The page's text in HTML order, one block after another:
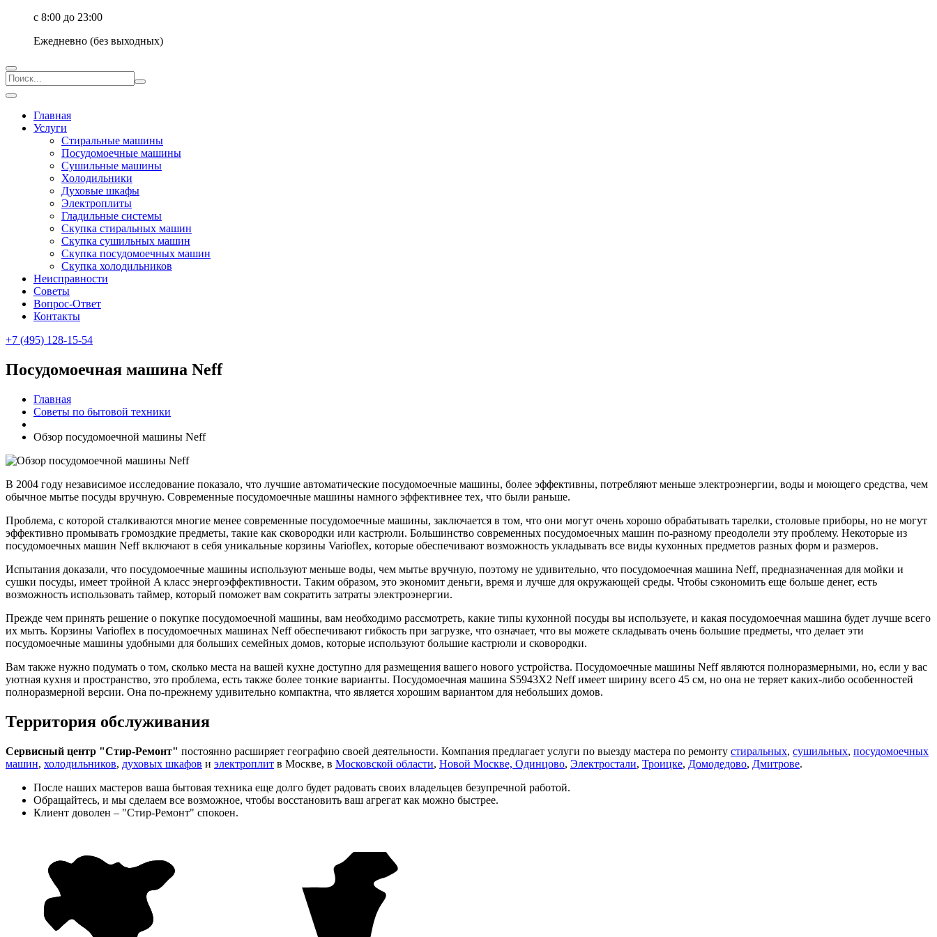
с 8:00 до 23:00
Ежедневно (без выходных)
Главная
Услуги
Стиральные машины
Посудомоечные машины
Сушильные машины
Холодильники
Духовые шкафы
Электроплиты
Гладильные системы
Скупка стиральных машин
Скупка сушильных машин
Скупка посудомоечных машин
Скупка холодильников
Неисправности
Советы
Вопрос-Ответ
Контакты
+7 (495) 128-15-54
Посудомоечная машина Neff
Главная
Советы по бытовой техники
Обзор посудомоечной машины Neff
В 2004 году независимое исследование показало, что лучшие автоматические посудомоечные машины, более эффективны, потребляют меньше электроэнергии, воды и моющего средства, чем
обычное мытье посуды вручную. Современные посудомоечные машины намного эффективнее тех, что были раньше.
Проблема, с которой сталкиваются многие менее современные посудомоечные машины, заключается в том, что они могут очень хорошо обрабатывать тарелки, столовые приборы, но не могут
эффективно промывать громоздкие предметы, такие как сковородки или кастрюли. Большинство современных посудомоечных машин по-разному преодолели эту проблему. Некоторые из
посудомоечных машин Neff включают в себя уникальные корзины Varioflex, которые обеспечивают возможность укладывать все виды кухонных предметов разных форм и размеров.
Испытания доказали, что посудомоечные машины используют меньше воды, чем мытье вручную, поэтому не удивительно, что посудомоечная машина Neff, предназначенная для мойки и
сушки посуды, имеет тройной A класс энергоэффективности. Таким образом, это экономит деньги, время и лучше для окружающей среды. Чтобы сэкономить еще больше денег, есть
возможность использовать таймер, который поможет вам сократить затраты электроэнергии.
Прежде чем принять решение о покупке посудомоечной машины, вам необходимо рассмотреть, какие типы кухонной посуды вы используете, и какая посудомоечная машина будет лучше всего
их мыть. Корзины Varioflex в посудомоечных машинах Neff обеспечивают гибкость при загрузке, что означает, что вы можете складывать очень большие предметы, что делает эти
посудомоечные машины удобными для больших семейных домов, которые используют большие кастрюли и сковородки.
Вам также нужно подумать о том, сколько места на вашей кухне доступно для размещения вашего нового устройства. Посудомоечные машины Neff являются полноразмерными, но, если у вас
уютная кухня и пространство, это проблема, есть также более тонкие варианты. Посудомоечная машина S5943X2 Neff имеет ширину всего 45 см, но она не теряет каких-либо особенностей
полноразмерной версии. Она по-прежнему удивительно компактна, что является хорошим вариантом для небольших домов.
Территория обслуживания
Сервисный центр "Стир-Ремонт" постоянно расширяет географию своей деятельности. Компания предлагает услуги по выезду мастера по ремонту стиральных, сушильных, посудомоечных
машин, холодильников, духовых шкафов и электроплит в Москве, в Московской области, Новой Москве, Одинцово, Электростали, Троицке, Домодедово, Дмитрове.
После наших мастеров ваша бытовая техника еще долго будет радовать своих владельцев безупречной работой.
Обращайтесь, и мы сделаем все возможное, чтобы восстановить ваш агрегат как можно быстрее.
Клиент доволен – "Стир-Ремонт" спокоен.